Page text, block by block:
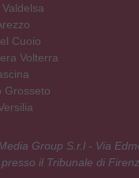
Cuoio
Volterra
Grosseto
Group S.r.l - Via
il Tribunale di